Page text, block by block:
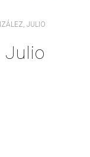
JULIO
Julio